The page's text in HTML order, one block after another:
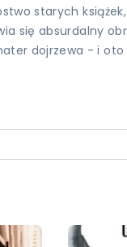
starych
się absurdalny
dojrzewa - i